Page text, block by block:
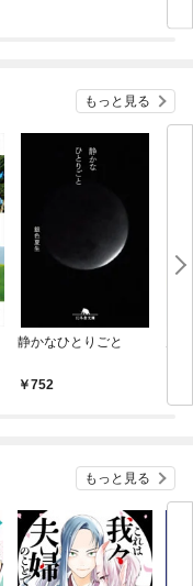
もっと見る
静かなひとりごと
752
もっと見る